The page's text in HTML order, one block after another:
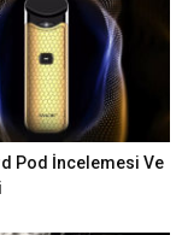
Pod İncelemesi Ve